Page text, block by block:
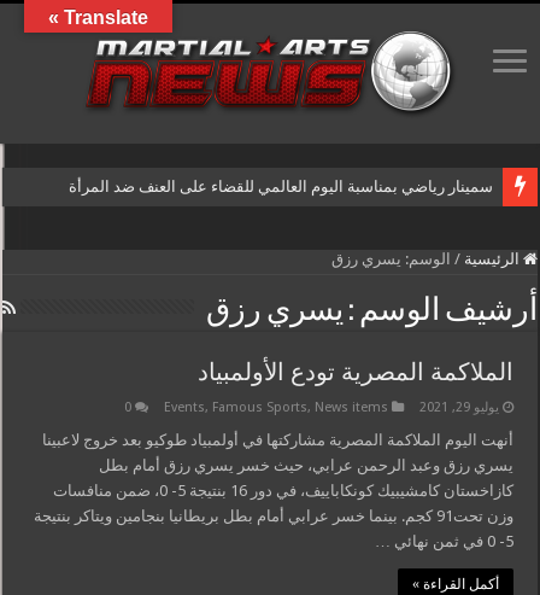
سمينار رياضي بمناسبة اليوم العالمي للقضاء على العنف ضد المرأة
الرئيسية / الوسم: يسري رزق
أرشيف الوسم : يسري رزق
الملاكمة المصرية تودع الأولمبياد
يوليو 29, 2021 Events, Famous Sports, News items
0
أنهت اليوم الملاكمة المصرية مشاركتها في أولمبياد طوكيو بعد خروج لاعبينا
يسري رزق وعبد الرحمن عرابي، حيث خسر يسري رزق أمام بطل
كازاخستان كامشيبيك كونكاباييف، في دور 16 بنتيجة 5- 0، ضمن منافسات
وزن تحت91 كجم. بينما خسر عرابي أمام بطل بريطانيا بنجامين ويتاكر بنتيجة
5- 0 في ثمن نهائي …
أكمل القراءة »
Translate »